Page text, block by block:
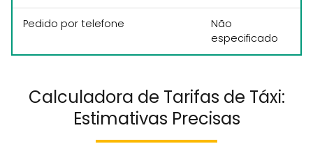
Pedido por telefone
Não
especificado
Calculadora de Tarifas de Táxi:
Estimativas Precisas